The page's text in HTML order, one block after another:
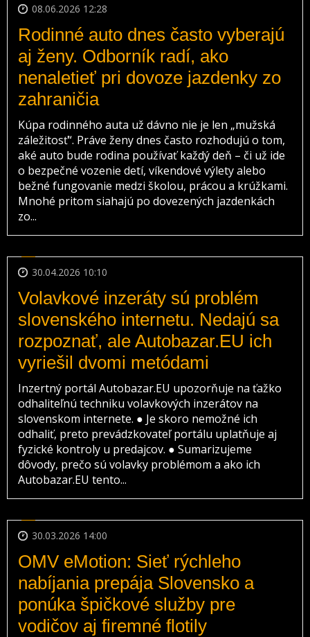
08.06.2026 12:28
Rodinné auto dnes často vyberajú
aj ženy. Odborník radí, ako
nenaletieť pri dovoze jazdenky zo
zahraničia
Kúpa rodinného auta už dávno nie je len „mužská
záležitosť“. Práve ženy dnes často rozhodujú o tom,
aké auto bude rodina používať každý deň – či už ide
o bezpečné vozenie detí, víkendové výlety alebo
bežné fungovanie medzi školou, prácou a krúžkami.
Mnohé pritom siahajú po dovezených jazdenkách
zo...
30.04.2026 10:10
Volavkové inzeráty sú problém
slovenského internetu. Nedajú sa
rozpoznať, ale Autobazar.EU ich
vyriešil dvomi metódami
Inzertný portál Autobazar.EU upozorňuje na ťažko
odhaliteľnú techniku volavkových inzerátov na
slovenskom internete. ● Je skoro nemožné ich
odhaliť, preto prevádzkovateľ portálu uplatňuje aj
fyzické kontroly u predajcov. ● Sumarizujeme
dôvody, prečo sú volavky problémom a ako ich
Autobazar.EU tento...
30.03.2026 14:00
OMV eMotion: Sieť rýchleho
nabíjania prepája Slovensko a
ponúka špičkové služby pre
vodičov aj firemné flotily